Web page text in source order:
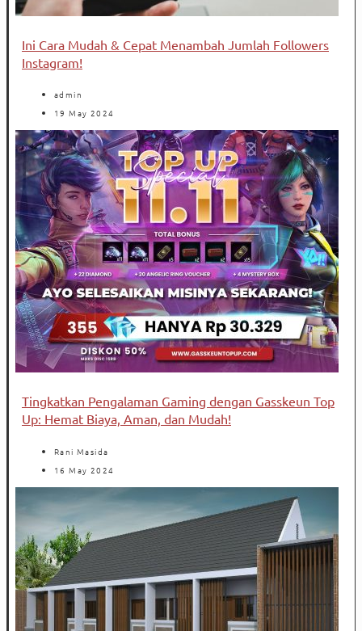
Ini Cara Mudah & Cepat Menambah Jumlah Followers
Instagram!
admin
19 May 2024
Tingkatkan Pengalaman Gaming dengan Gasskeun Top
Up: Hemat Biaya, Aman, dan Mudah!
Rani Masida
16 May 2024